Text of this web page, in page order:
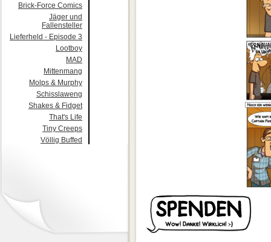
Brick-Force Comics
Jäger und
Fallensteller
Lieferheld - Episode 3
Lootboy
MAD
Mittenmang
Molps & Murphy
Schisslaweng
Shakes & Fidget
That's Life
Tiny Creeps
Völlig Buffed